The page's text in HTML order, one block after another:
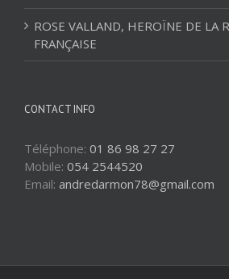
ROSE VALLAND, HEROÏNE DE LA
FRANÇAISE
CONTACT INFO
Téléphone: 01 86 98 27 27
Mobile: 054 2544520
Email: andredarmon78@gmail.com